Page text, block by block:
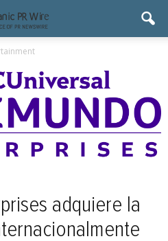
adquiere la